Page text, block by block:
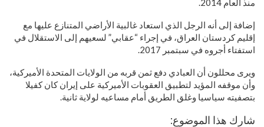
منذ العام 2014.
إضافة إلى أنه الرجل الذي استعاد غالبية الأراضي المتنازع عليها مع
إقليم كردستان العراق، في إجراء “عقابي” لسعيهم إلى الاستقلال في
استفتاء أجروه في سبتمبر 2017.
ويرى محللون أن العبادي دفع ثمن قربه من الولايات المتحدة الأميركية،
وأن موقفه المؤيد لتطبيق العقوبات الأميركية على إيران كان كفيلا
بتصفيته سياسيا وغلق الطريق أمام مساعيه لولاية ثانية.
شارك هذا الموضوع: